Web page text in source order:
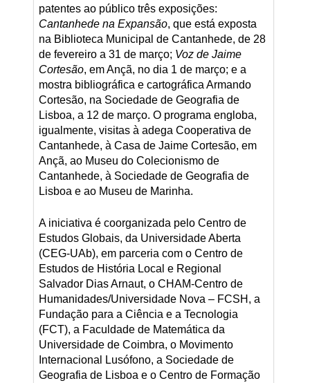
patentes ao público três exposições:
Cantanhede na Expansão, que está exposta
na Biblioteca Municipal de Cantanhede, de 28
de fevereiro a 31 de março; Voz de Jaime
Cortesão, em Ançã, no dia 1 de março; e a
mostra bibliográfica e cartográfica Armando
Cortesão, na Sociedade de Geografia de
Lisboa, a 12 de março. O programa engloba,
igualmente, visitas à adega Cooperativa de
Cantanhede, à Casa de Jaime Cortesão, em
Ançã, ao Museu do Colecionismo de
Cantanhede, à Sociedade de Geografia de
Lisboa e ao Museu de Marinha.
A iniciativa é coorganizada pelo Centro de
Estudos Globais, da Universidade Aberta
(CEG-UAb), em parceria com o Centro de
Estudos de História Local e Regional
Salvador Dias Arnaut, o CHAM-Centro de
Humanidades/Universidade Nova – FCSH, a
Fundação para a Ciência e a Tecnologia
(FCT), a Faculdade de Matemática da
Universidade de Coimbra, o Movimento
Internacional Lusófono, a Sociedade de
Geografia de Lisboa e o Centro de Formação